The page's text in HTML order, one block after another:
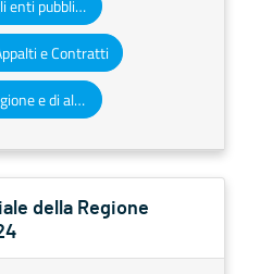
Atti degli enti locali e degli enti pubblici e privati
e Contratti
Altri atti e avvisi della Regione e di altri enti pubblici che interessano la collettività regionale
della Regione